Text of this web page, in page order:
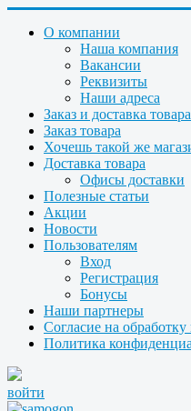
О компании
Наша компания
Вакансии
Реквизиты
Наши адреса
Заказ и доставка товара
Заказ товара
Хочешь такой же
Доставка товара
Офисы доставки
Полезные статьи
Акции
Новости
Пользователям
Вход
Регистрация
Бонусы
Наши партнеры
Согласие на
Политика
войти